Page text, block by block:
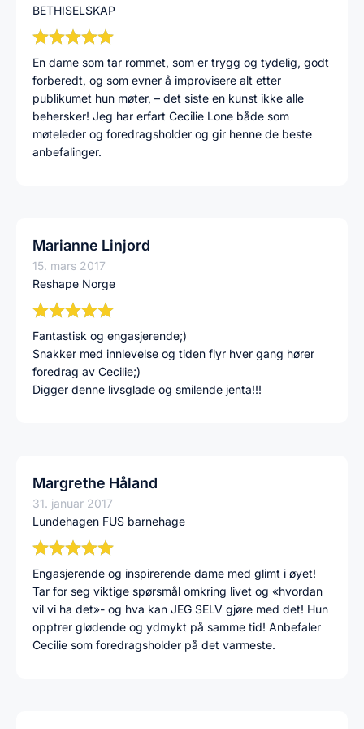
BETHISELSKAP
En dame som tar rommet, som er trygg og tydelig, godt
forberedt, og som evner å improvisere alt etter
publikumet hun møter, – det siste en kunst ikke alle
behersker! Jeg har erfart Cecilie Lone både som
møteleder og foredragsholder og gir henne de beste
anbefalinger.
Marianne Linjord
15. mars 2017
Reshape Norge
Fantastisk og engasjerende;)
Snakker med innlevelse og tiden flyr hver gang hører
foredrag av Cecilie;)
Digger denne livsglade og smilende jenta!!!
Margrethe Håland
31. januar 2017
Lundehagen FUS barnehage
Engasjerende og inspirerende dame med glimt i øyet!
Tar for seg viktige spørsmål omkring livet og «hvordan
vil vi ha det»- og hva kan JEG SELV gjøre med det! Hun
opptrer glødende og ydmykt på samme tid! Anbefaler
Cecilie som foredragsholder på det varmeste.